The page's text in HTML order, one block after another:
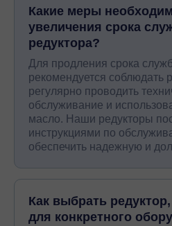
Какие меры
увеличения срока
редуктора?
Для продления срока
рекомендуется
регулярно проводить
обслуживание и
масло. Наши редукторы
инструкциями по
обеспечить надежную и
Как выбрать
для конкретного